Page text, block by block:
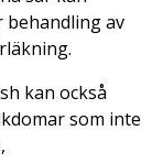
av
kan också
som inte